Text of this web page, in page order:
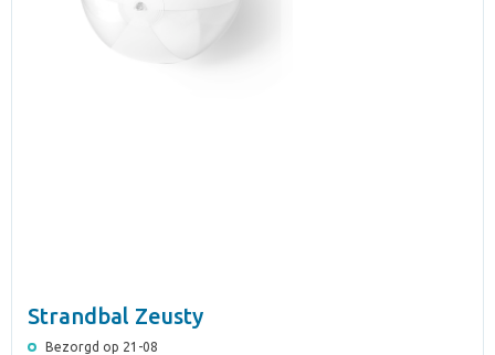
Strandbal Zeusty
Bezorgd op 21-08